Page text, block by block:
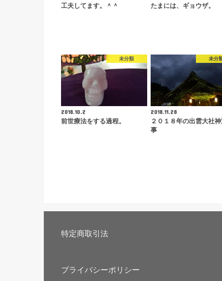
工夫してます。＾＾
たまには、ギョウザ。
未分類
2018.10.2
前世療法をする過程。
未分
2018.11.28
２０１８年の出雲大社
事
特定商取引法
プライバシーポリシー